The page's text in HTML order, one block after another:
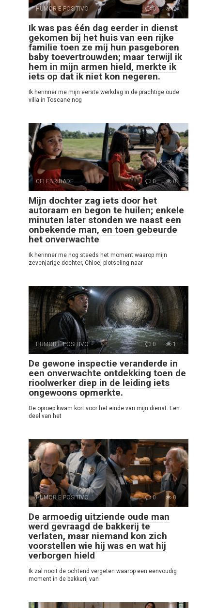
HUMOR E POSITIVO 0 2
Ik was pas één dag eerder in dienst
gekomen bij het huis van een rijke
familie toen ze mij hun pasgeboren
baby toevertrouwden; maar terwijl ik
hem in mijn armen hield, merkte ik
iets op dat ik niet kon negeren.
Ik herinner me mijn eerste werkdag in de prachtige oude
villa in Toscane nog
CELEBRIDADE 0 0
Mijn dochter zag iets door het
autoraam en begon te huilen; enkele
minuten later stonden we naast een
onbekende man, en toen gebeurde
het onverwachte
Ik herinner me nog steeds het moment waarop mijn
zevenjarige dochter, Chloe, plotseling naar
HUMOR E POSITIVO 0 1
De gewone inspectie veranderde in
een onverwachte ontdekking toen de
rioolwerker diep in de leiding iets
ongewoons opmerkte.
De oproep kwam kort voor het einde van mijn dienst. Een
deel van het
HUMOR E POSITIVO 0 0
De armoedig uitziende oude man
werd gevraagd de bakkerij te
verlaten, maar niemand kon zich
voorstellen wie hij was en wat hij
verborgen hield
Ik zal nooit de ochtend vergeten waarop een eenvoudig
moment in de bakkerij van